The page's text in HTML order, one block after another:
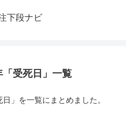
下段ナビ
受死日」一覧
」を一覧にまとめました。